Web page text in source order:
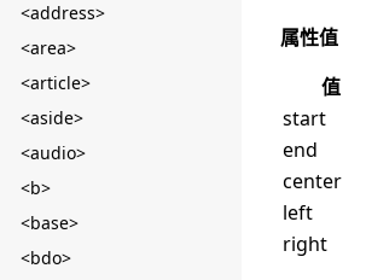
<address>
<area>
<article>
<aside>
<audio>
<b>
<base>
<bdo>
属性值
值
start
end
center
left
right